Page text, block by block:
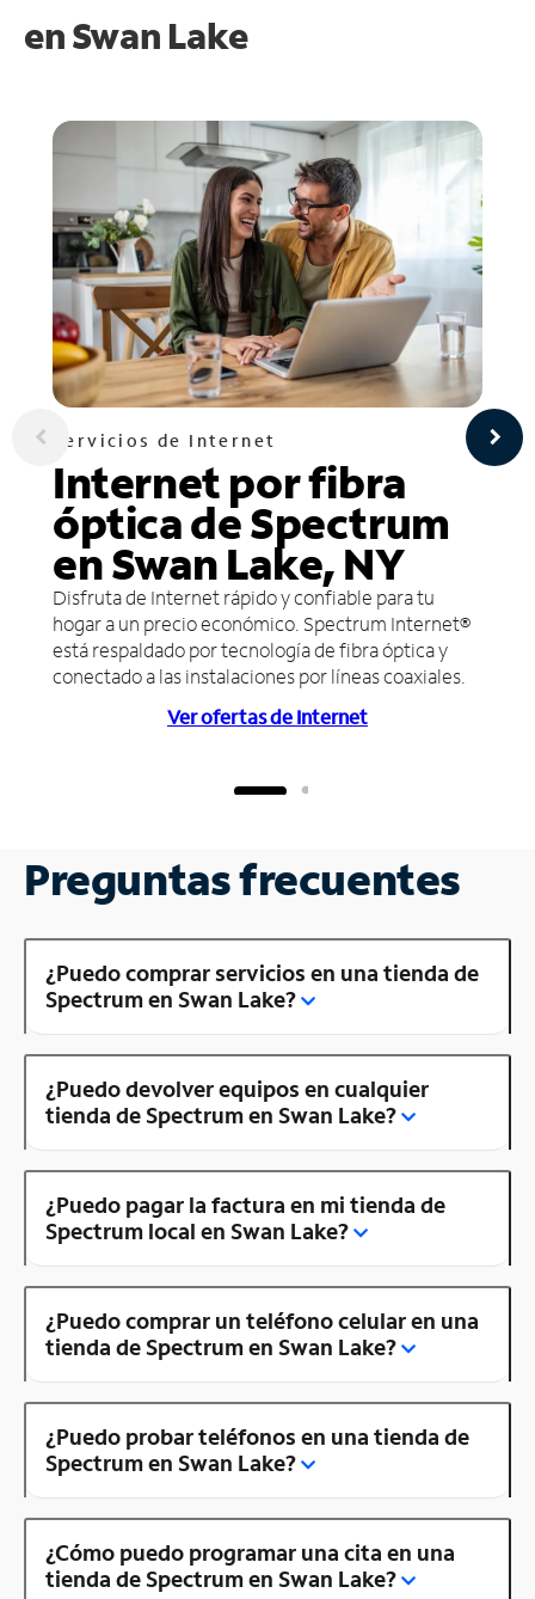
enSwan Lake
Servicios de Internet
Internet por fibra
óptica de Spectrum
en Swan Lake, NY
Disfruta de Internet rápido y confiable para tu
hogar a un precio económico. Spectrum Internet®
está respaldado por tecnología de fibra óptica y
conectado a las instalaciones por líneas coaxiales.
Ver ofertas de Internet
Preguntas frecuentes
¿Puedo comprar servicios en una tienda de
Spectrum en Swan Lake?
¿Puedo devolver equipos en cualquier
tienda de Spectrum en Swan Lake?
¿Puedo pagar la factura en mi tienda de
Spectrum local en Swan Lake?
¿Puedo comprar un teléfono celular en una
tienda de Spectrum en Swan Lake?
¿Puedo probar teléfonos en una tienda de
Spectrum en Swan Lake?
¿Cómo puedo programar una cita en una
tienda de Spectrum en Swan Lake?